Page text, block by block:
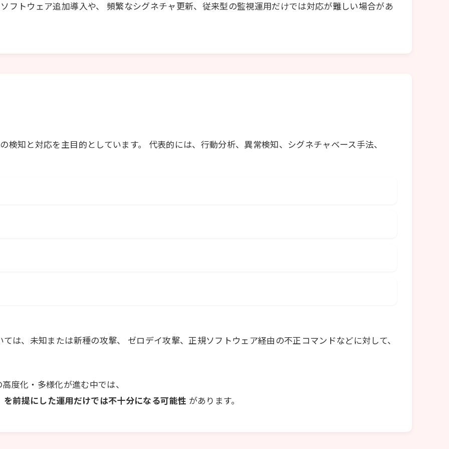
フトウェア追加導入や、 頻繁なシグネチャ更新、従来型の監視運用だけでは対応が難しい場合があ
検知と対応を主目的としています。 代表的には、行動分析、異常検知、シグネチャベース手法、
は、未知または新種の攻撃、 ゼロデイ攻撃、正規ソフトウェア経由の不正コマンドなどに対して、
度化・多様化が進む中では、
前提にした運用だけでは不十分になる可能性 があります。